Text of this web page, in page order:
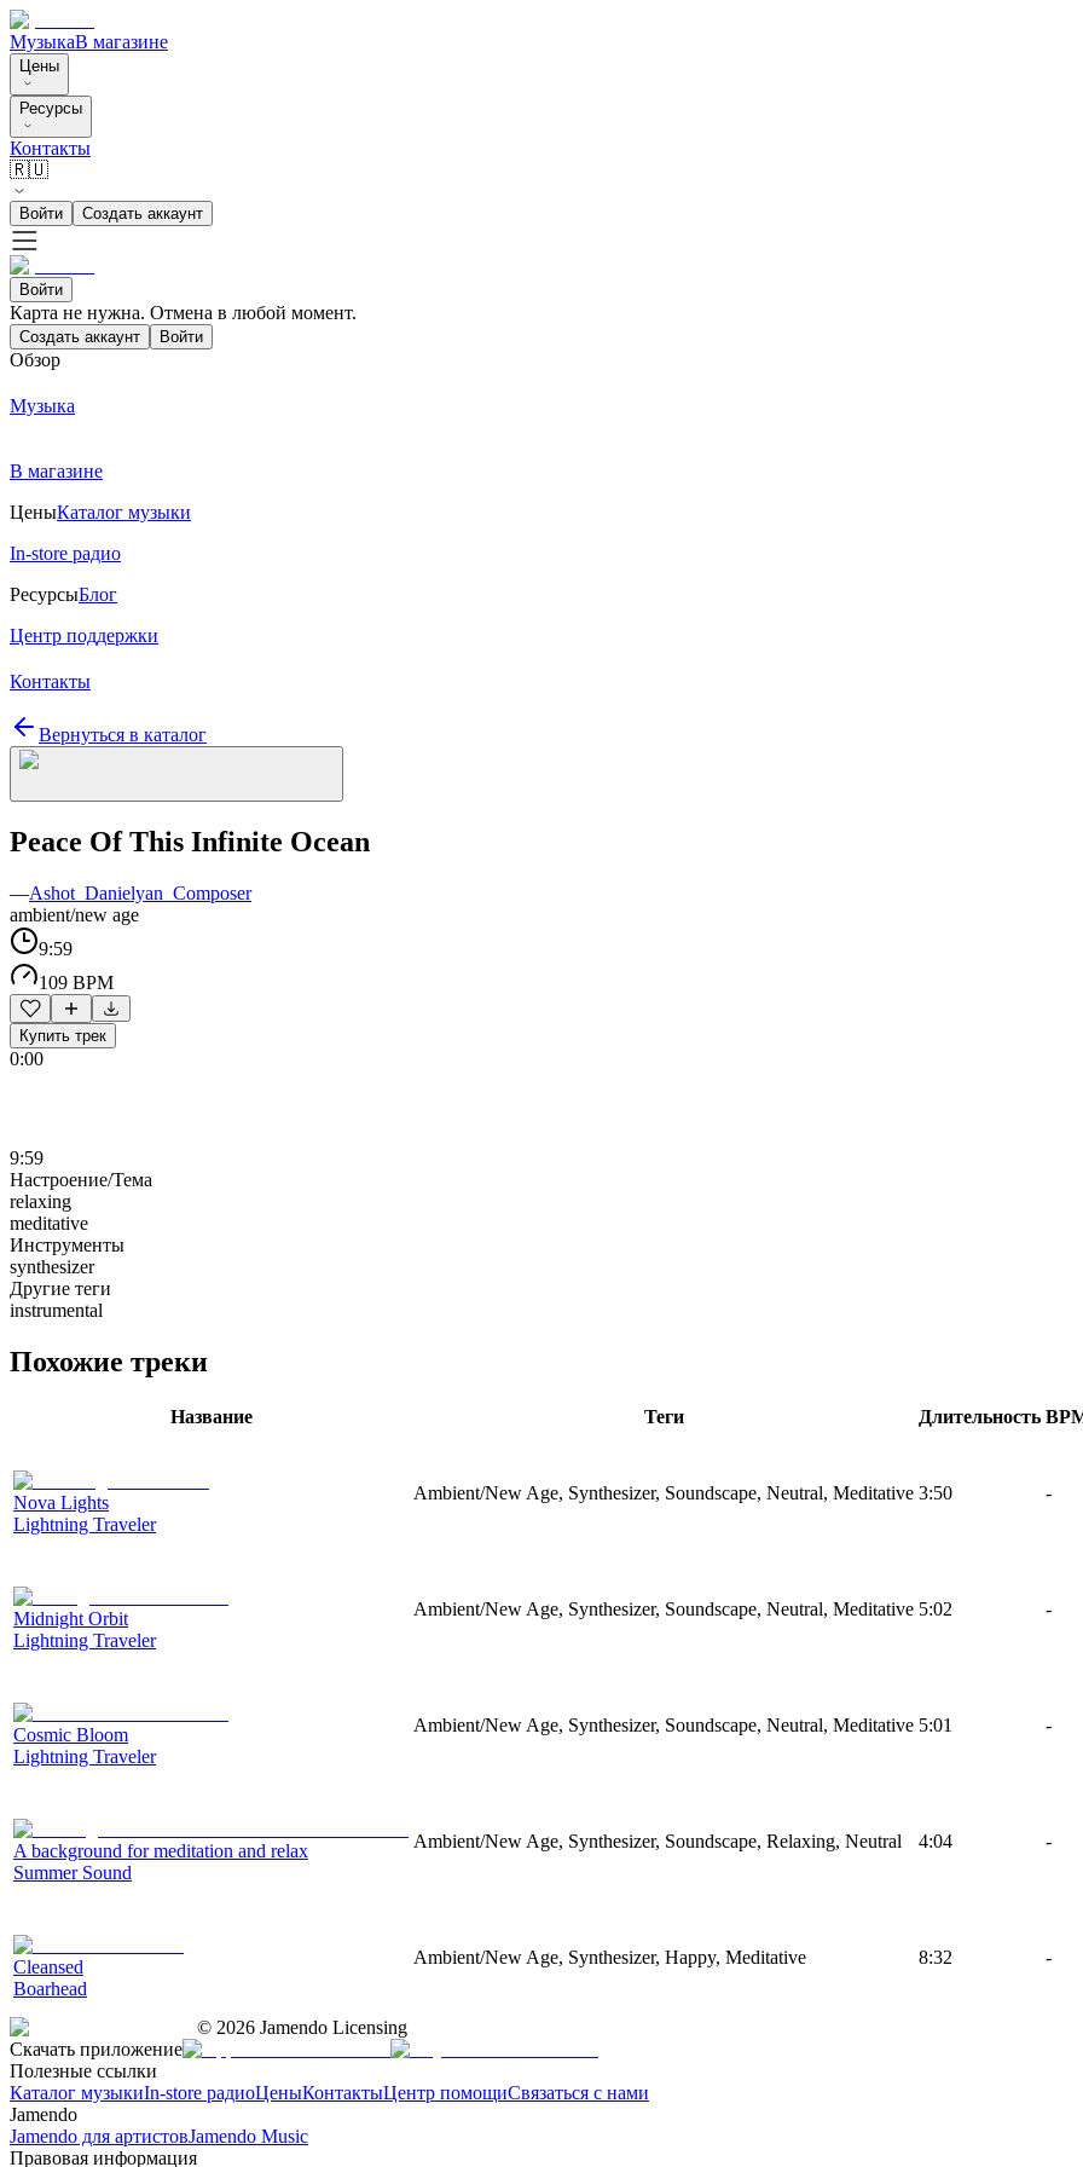
МузыкаВ магазине
Цены
Ресурсы
Контакты
🇷🇺
Войти Создать аккаунт
Войти
Карта не нужна. Отмена в любой момент.
Создать аккаунт Войти
Обзор
Музыка
В магазине
ЦеныКаталог музыки
In-store радио
РесурсыБлог
Центр поддержки
Контакты
Вернуться в каталог
Peace Of This Infinite Ocean
—Ashot_Danielyan_Composer
ambient/new age
9:59
109 BPM
Купить трек
0:00
9:59
Настроение/Тема
relaxing
meditative
Инструменты
synthesizer
Другие теги
instrumental
Похожие треки
Название Теги Длительность
Nova Lights
Lightning Traveler
Ambient/New Age, Synthesizer, Soundscape, Neutral, Meditative 3:50 -
Midnight Orbit
Lightning Traveler
Ambient/New Age, Synthesizer, Soundscape, Neutral, Meditative 5:02 -
Cosmic Bloom
Lightning Traveler
Ambient/New Age, Synthesizer, Soundscape, Neutral, Meditative 5:01 -
A background for meditation and relax
Summer Sound
Ambient/New Age, Synthesizer, Soundscape, Relaxing, Neutral 4:04 -
Cleansed
Boarhead
Ambient/New Age, Synthesizer, Happy, Meditative 8:32 -
© 2026 Jamendo Licensing
Скачать приложение
Полезные ссылки
Каталог музыкиIn-store радиоЦеныКонтактыЦентр помощиСвязаться с нами
Jamendo
Jamendo для артистовJamendo Music
Правовая информация